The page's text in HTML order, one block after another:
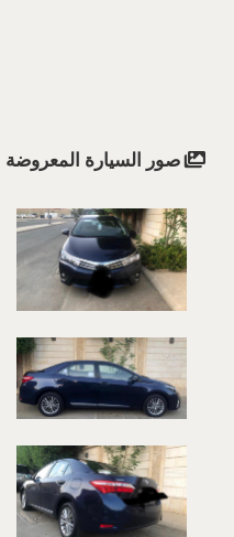
صور السيارة المعروضة